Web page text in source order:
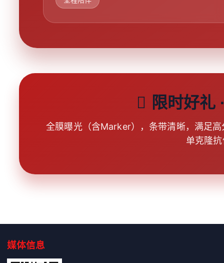
限时好礼
全膜曝光（含Marker），条带清晰，满足
单克隆
媒体信息